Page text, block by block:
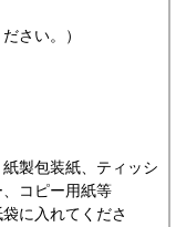
さい。）
製包装紙、ティッシ
コピー用紙等
に入れてくださ